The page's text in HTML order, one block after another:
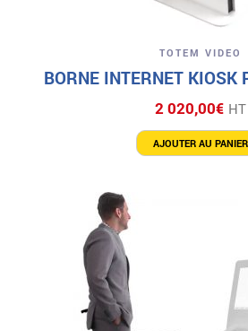
TOTEM VIDEO
BORNE INTERNET KIOSK
2 020,00€ HT
AJOUTER AU PANIER